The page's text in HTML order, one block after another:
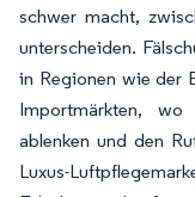
schwer macht,
unterscheiden.
in Regionen wie der
Importmärkten,
ablenken und den
Luxus-